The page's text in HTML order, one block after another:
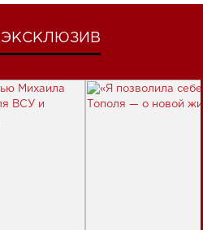
ЭКСКЛЮЗИВ